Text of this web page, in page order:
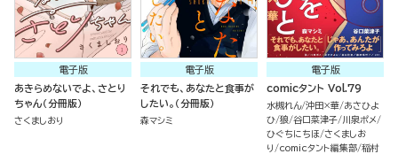
電子版
あきらめないでよ、さとり
ちゃん（分冊版）
さくましおり
電子版
それでも、あなたと食事が
したい。（分冊版）
森マシミ
電子版
comicタント Vol.79
水槻れん 沖田×華 あさひよ
ひ 狼 谷口菜津子 川泉ポメ
ひぐちにちほ さくましお
り
comicタント編集部 稲村